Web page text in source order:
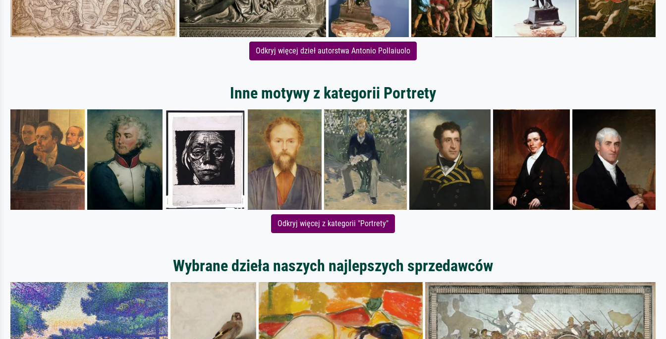
Odkryj więcej dzieł autorstwa Antonio Pollaiuolo
Inne motywy z kategorii Portrety
Odkryj więcej z kategorii "Portrety"
Wybrane dzieła naszych najlepszych sprzedawców